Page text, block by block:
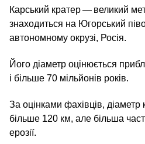
Карський кратер — великий
знаходиться на Югорський
автономному окрузі, Росія.
Його діаметр оцінюється
і більше 70 мільйонів років.
За оцінками фахівців, діаметр
більше 120 км, але більша
ерозії.